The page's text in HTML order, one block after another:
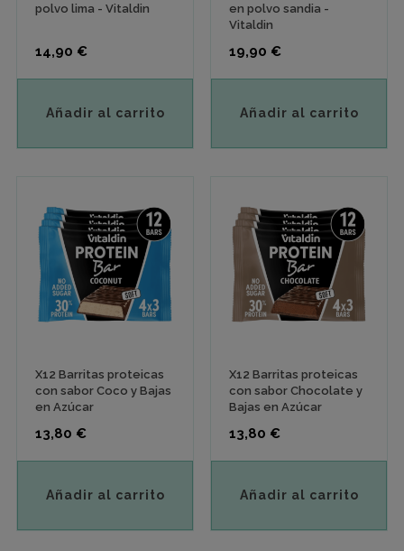
polvo lima - Vitaldin
Precio
14,90 €
Añadir al carrito
en polvo sandia -
Vitaldin
Precio
19,90 €
Añadir al carrito
X12 Barritas proteicas
con sabor Coco y Bajas
en Azúcar
Precio
13,80 €
Añadir al carrito
X12 Barritas proteicas
con sabor Chocolate y
Bajas en Azúcar
Precio
13,80 €
Añadir al carrito